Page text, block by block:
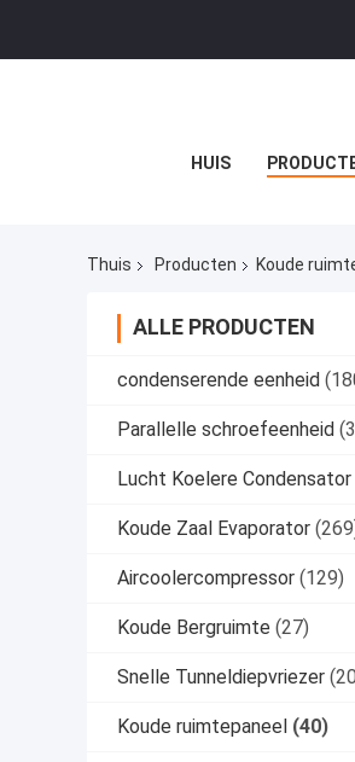
HUIS
Thuis Producten Koude
ALLE PRODUCTEN
condenserende eenheid
Parallelle schroefeenheid
Lucht Koelere Condensator
Koude Zaal Evaporator
Aircoolercompressor (129)
Koude Bergruimte (27)
Snelle Tunneldiepvriezer
Koude ruimtepaneel (40)